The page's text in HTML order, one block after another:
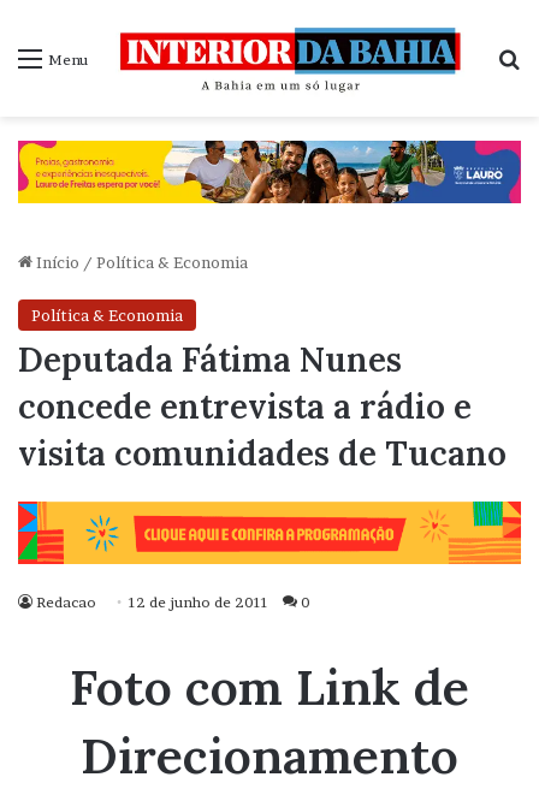
Menu
Início / Política & Economia
Política & Economia
Deputada Fátima Nunes
concede entrevista a rádio e
visita comunidades de Tucano
Redacao 12 de junho de 2011 0
Foto com Link de
Direcionamento